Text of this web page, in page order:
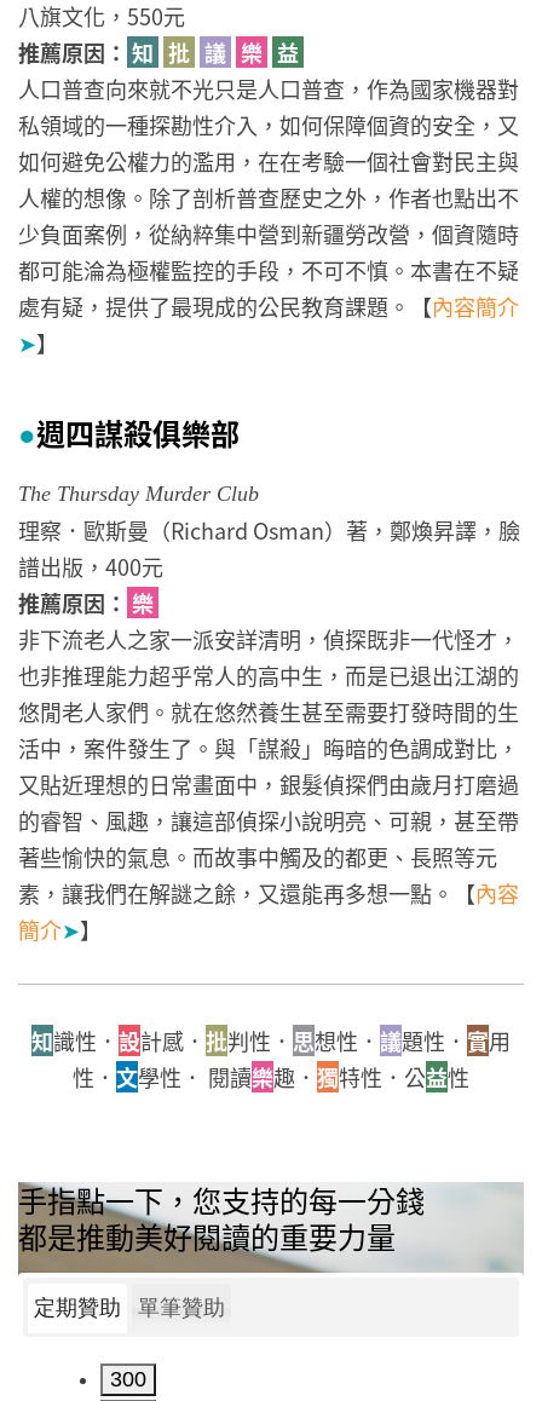
八旗文化，550元
推薦原因： 知 批 議 樂 益
人口普查向來就不光只是人口普查，作為國家機器對
私領域的一種探勘性介入，如何保障個資的安全，又
如何避免公權力的濫用，在在考驗一個社會對民主與
人權的想像。除了剖析普查歷史之外，作者也點出不
少負面案例，從納粹集中營到新疆勞改營，個資隨時
都可能淪為極權監控的手段，不可不慎。本書在不疑
處有疑，提供了最現成的公民教育課題。【內容簡介
➤】
●週四謀殺俱樂部
The Thursday Murder Club
理察．歐斯曼（Richard Osman）著，鄭煥昇譯，臉
譜出版，400元
推薦原因： 樂
非下流老人之家一派安詳清明，偵探既非一代怪才，
也非推理能力超乎常人的高中生，而是已退出江湖的
悠閒老人家們。就在悠然養生甚至需要打發時間的生
活中，案件發生了。與「謀殺」晦暗的色調成對比，
又貼近理想的日常畫面中，銀髮偵探們由歲月打磨過
的睿智、風趣，讓這部偵探小說明亮、可親，甚至帶
著些愉快的氣息。而故事中觸及的都更、長照等元
素，讓我們在解謎之餘，又還能再多想一點。【內容
簡介➤】
知識性． 設計感． 批判性． 思想性． 議題性． 實用
性． 文學性． 閱讀樂趣． 獨特性．公益性
手指點一下，您支持的每一分錢
都是推動美好閱讀的重要力量
定期贊助 單筆贊助
300